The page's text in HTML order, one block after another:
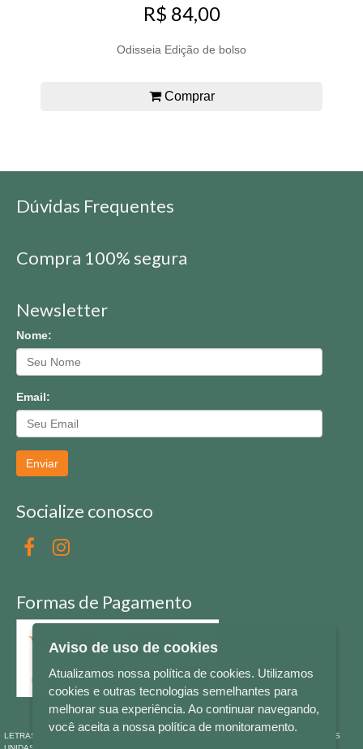
R$ 84,00
Odisseia Edição de bolso
Comprar
Dúvidas Frequentes
Compra 100% segura
Newsletter
Nome:
Email:
Enviar
Socialize conosco
Formas de Pagamento
LETRAS & CIA - CNPJ n° 88.587.548/0001-20 - Térreo Bourbon Shopping - AV. NAÇÕES
Aviso de uso de cookies
Atualizamos nossa política de cookies. Utilizamos
cookies e outras tecnologias semelhantes para
melhorar sua experiência. Ao continuar navegando,
você aceita a nossa política de monitoramento.